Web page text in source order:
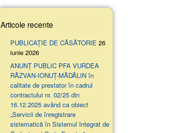
Articole recente
PUBLICAȚIE DE CĂSĂTORIE 26
iunie 2026
ANUNŢ PUBLIC PFA VURDEA
RĂZVAN-IONUȚ-MĂDĂLIN în
calitate de prestator în cadrul
contractului nr. 02/25 din
16.12.2025 având ca obiect
„Servicii de înregistrare
sistematică în Sistemul Integrat de